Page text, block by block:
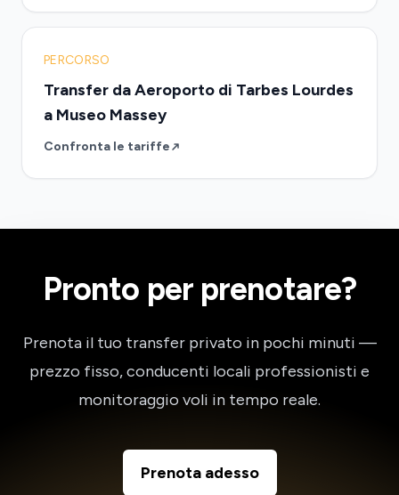
PERCORSO
Transfer da Aeroporto di Tarbes Lourdes
a Museo Massey
Confronta le tariffe
Pronto per prenotare?
Prenota il tuo transfer privato in pochi minuti —
prezzo fisso, conducenti locali professionisti e
monitoraggio voli in tempo reale.
Prenota adesso